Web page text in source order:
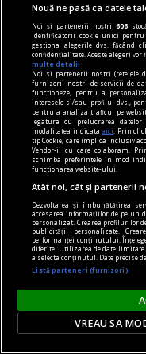
Și totuși,
oricine mai simte
simtă o înaltă
Sever VOINESCU
accent pe istorie
Lech Walesa, din
Nouă ne pasă ca datele
Noi și partenerii noștri606
identificatorii cookie unici
gestiona alegerile dvs. făcând
confidențialitate. Aceste alegeri
multe detalii
Noi si partenerii nostri (retelele
furnizorii nostri de servicii de
functioneze, pentru a
interesele si/sau profilul dvs.,
pentru a analiza traficul pe
legatura cu prelucrarea
modalitatea indicataaici
. Prin
tip Cookie, care implica inclusiv
Vendor-ii cu care colaboram. Prin
schimba preferintele in mod
functionarea website-ului.
Atât noi, cât și partenerii
Dezvoltarea și îmbunătățirea
accesarea informațiilor de pe un
personalizat. Crearea profilurilor
publicității personalizate.
performanței conținutului.
diferite. Utilizarea de date
a selecta conținutul. Date precise
Listă parteneri (furnizori)
VREAU SA